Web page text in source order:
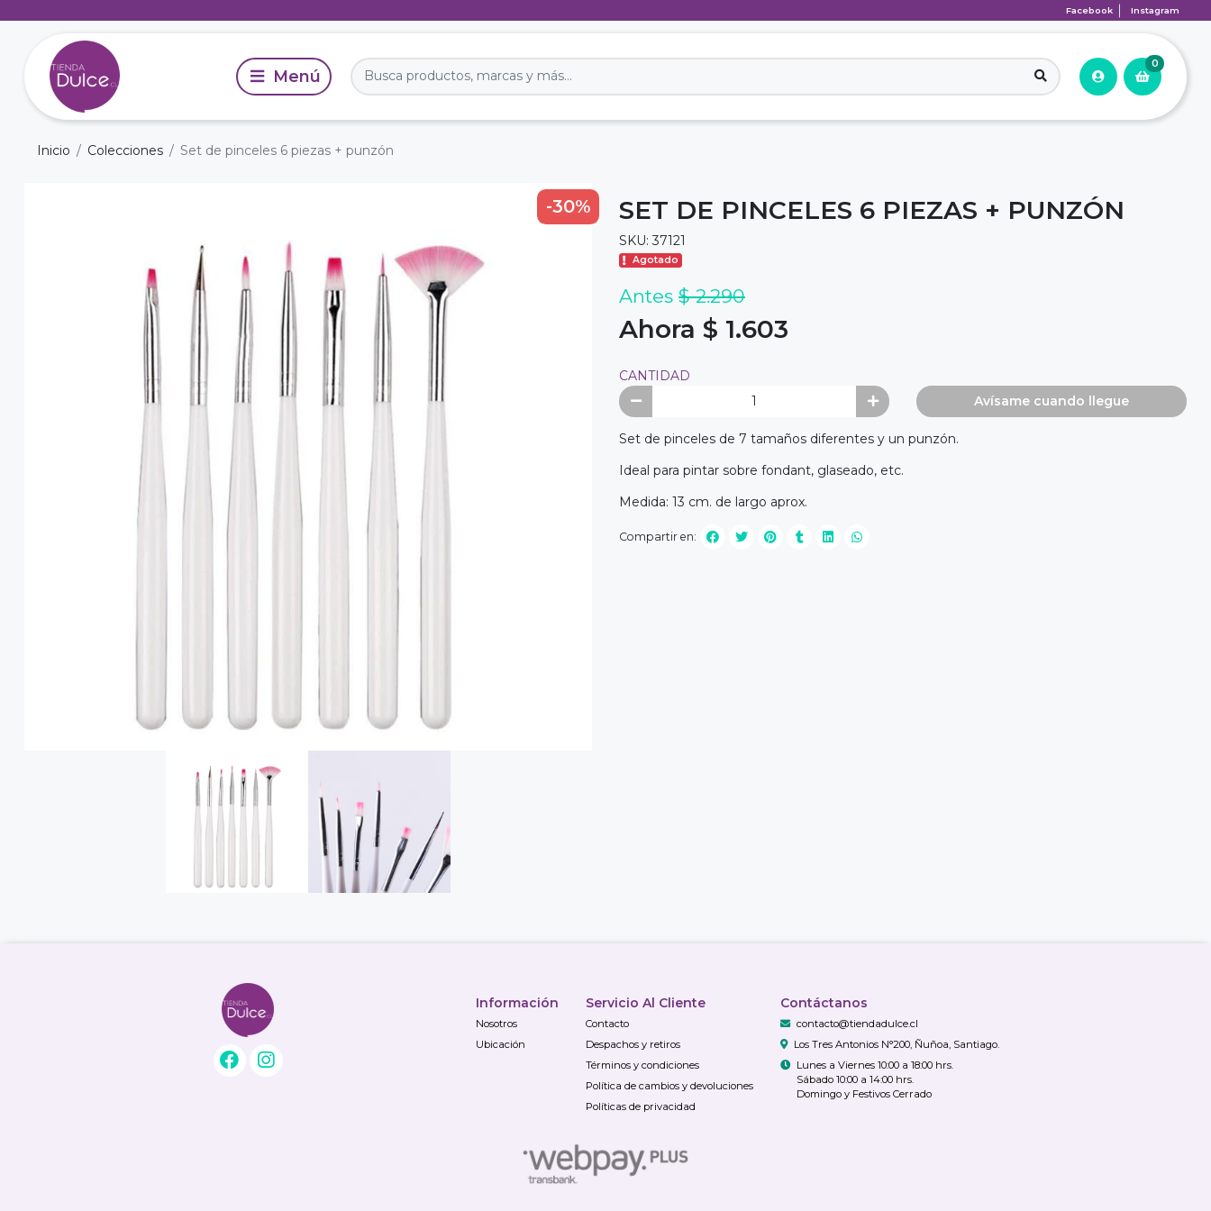
Facebook Instagram
0
Inicio Colecciones Set de pinceles 6 piezas + punzón
-30% SET DE PINCELES 6 PIEZAS + PUNZÓN
SKU: 37121
Agotado
Antes $ 2.290
Ahora $ 1.603
CANTIDAD
Avísame cuando llegue
Set de pinceles de 7 tamaños diferentes y un punzón.
Ideal para pintar sobre fondant, glaseado, etc.
Medida: 13 cm. de largo aprox.
Compartir en:
Información
Nosotros
Ubicación
Servicio Al Cliente
Contacto
Despachos y retiros
Términos y condiciones
Política de cambios y devoluciones
Políticas de privacidad
Contáctanos
contacto@tiendadulce.cl
Los Tres Antonios N°200, Ñuñoa, Santiago.
Lunes a Viernes 10:00 a 18:00 hrs.
Sábado 10:00 a 14:00 hrs.
Domingo y Festivos Cerrado